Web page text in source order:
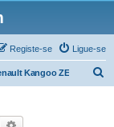
Ligue-se
Registe-se
Kangoo ZE